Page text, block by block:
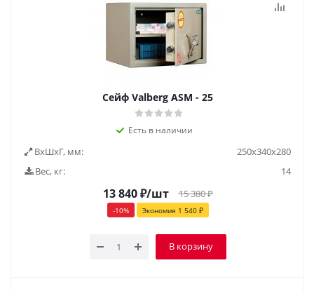
Cейф Valberg ASM - 25
Есть в наличии
ВxШxГ, мм:
250х340х280
Вес, кг:
14
13 840₽/шт 15 380₽
-10% Экономия 1 540₽
В корзину